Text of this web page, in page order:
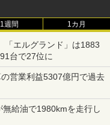
1週間 1カ月
「エルグランド」は1883
台で27位に
営業利益5307億円で過去
給油で1980kmを走行し